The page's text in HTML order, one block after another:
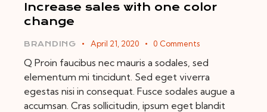
Increase sales with one color
change
BRANDING April 21, 2020 0 Comments
Q Proin faucibus nec mauris a sodales, sed
elementum mi tincidunt. Sed eget viverra
egestas nisi in consequat. Fusce sodales augue a
accumsan. Cras sollicitudin, ipsum eget blandit